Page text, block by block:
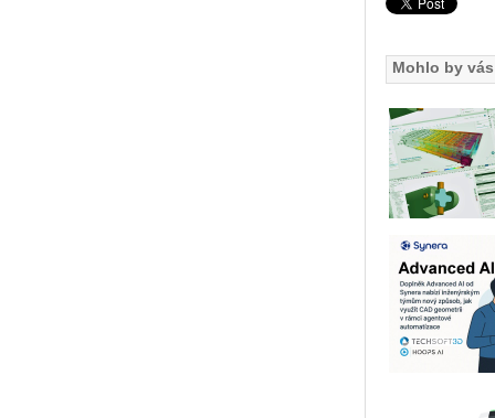
Mohlo by